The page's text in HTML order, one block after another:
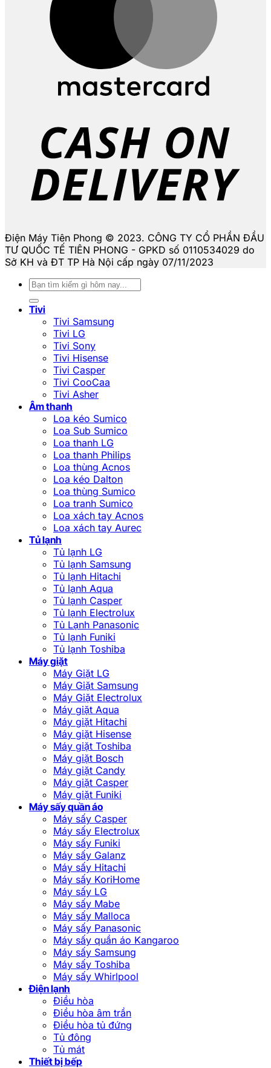
Điện Máy Tiên Phong © 2023. CÔNG TY CỔ PHẦN ĐẦU
TƯ QUỐC TẾ TIÊN PHONG - GPKD số 0110534029 do
Sở KH và ĐT TP Hà Nội cấp ngày 07/11/2023
Tìm
kiếm:
Tivi
Tivi Samsung
Tivi LG
Tivi Sony
Tivi Hisense
Tivi Casper
Tivi CooCaa
Tivi Asher
Âm thanh
Loa kéo Sumico
Loa Sub Sumico
Loa thanh LG
Loa thanh Philips
Loa thùng Acnos
Loa kéo Dalton
Loa thùng Sumico
Loa tranh Sumico
Loa xách tay Acnos
Loa xách tay Aurec
Tủ lạnh
Tủ lạnh LG
Tủ lạnh Samsung
Tủ lạnh Hitachi
Tủ lạnh Aqua
Tủ lạnh Casper
Tủ lạnh Electrolux
Tủ Lạnh Panasonic
Tủ lạnh Funiki
Tủ lạnh Toshiba
Máy giặt
Máy Giặt LG
Máy Giặt Samsung
Máy Giặt Electrolux
Máy giặt Aqua
Máy giặt Hitachi
Máy giặt Hisense
Máy giặt Toshiba
Máy giặt Bosch
Máy giặt Candy
Máy giặt Casper
Máy giặt Funiki
Máy sấy quần áo
Máy sấy Casper
Máy sấy Electrolux
Máy sấy Funiki
Máy sấy Galanz
Máy sấy Hitachi
Máy sấy KoriHome
Máy sấy LG
Máy sấy Mabe
Máy sấy Malloca
Máy sấy Panasonic
Máy sấy quần áo Kangaroo
Máy sấy Samsung
Máy sấy Toshiba
Máy sấy Whirlpool
Điện lạnh
Điều hòa
Điều hòa âm trần
Điều hòa tủ đứng
Tủ đông
Tủ mát
Thiết bị bếp